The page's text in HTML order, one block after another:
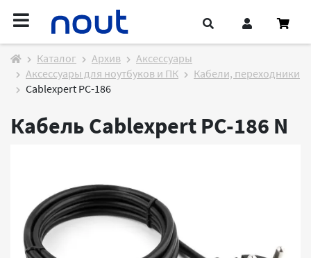
Каталог Архив
Аксессуары
Аксессуары для ноутбуков и ПК
Кабели, переходники
Cablexpert PC-186
Кабель Cablexpert PC-186 N